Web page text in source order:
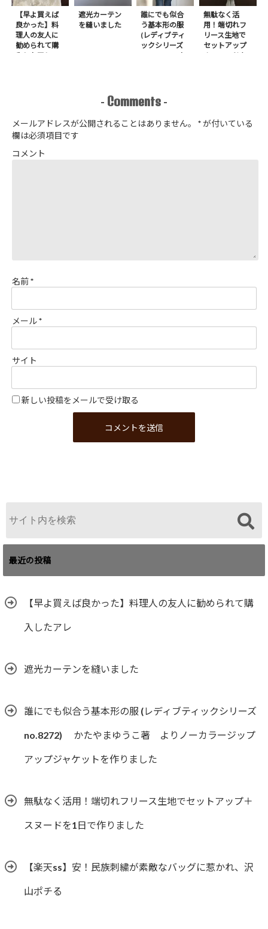
【早よ買えば
良かった】料
理人の友人に
勧められて購
入したアレ
遮光カーテン
を縫いました
誰にでも似合
う基本形の服
(レディブティ
ックシリーズ
no.8272) か
アップジャケ
ットを作りま
無駄なく活
用！端切れフ
リース生地で
セットアップ
＋スヌードを1
- Comments -
メールアドレスが公開されることはありません。 *が付いている
欄は必須項目です
コメント
名前*
メール*
サイト
新しい投稿をメールで受け取る
最近の投稿
【早よ買えば良かった】料理人の友人に勧められて購
入したアレ
遮光カーテンを縫いました
誰にでも似合う基本形の服 (レディブティックシリーズ
no.8272) かたやまゆうこ著 よりノーカラージップ
アップジャケットを作りました
無駄なく活用！端切れフリース生地でセットアップ＋
スヌードを1日で作りました
【楽天ss】安！民族刺繍が素敵なバッグに惹かれ、沢
山ポチる